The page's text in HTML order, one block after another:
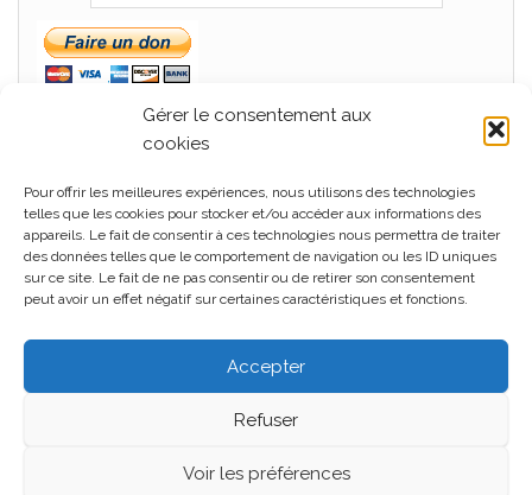
Gérer le consentement aux
cookies
Pour offrir les meilleures expériences, nous utilisons des technologies
telles que les cookies pour stocker et/ou accéder aux informations des
appareils. Le fait de consentir à ces technologies nous permettra de traiter
des données telles que le comportement de navigation ou les ID uniques
sur ce site. Le fait de ne pas consentir ou de retirer son consentement
peut avoir un effet négatif sur certaines caractéristiques et fonctions.
Accepter
Refuser
Voir les préférences
MÉTA
Connexion
Flux des publications
Flux des commentaires
Fièrement propulsé parWordPress